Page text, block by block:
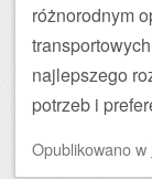
różnorodnym
najlepszego
potrzeb i
Opublikowanow